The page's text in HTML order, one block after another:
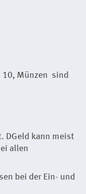
10, Münzen sind
DGeld kann meist
allen
bei der Ein- und